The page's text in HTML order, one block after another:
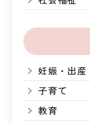
妊娠・出産
子育て
教育